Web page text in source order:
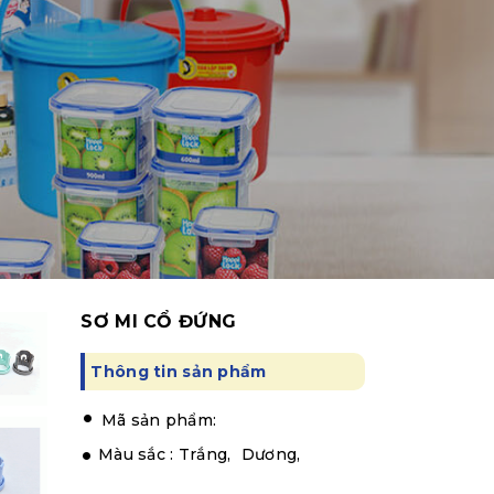
SƠ MI CỔ ĐỨNG
Thông tin sản phẩm
Mã sản phẩm:
. Màu sắc : Trắng, Dương,